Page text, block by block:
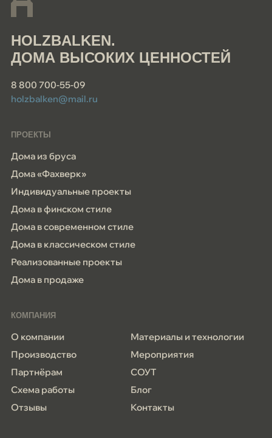
HOLZBALKEN.
ДОМА ВЫСОКИХ ЦЕННОСТЕЙ
8 800 700-55-09
holzbalken@mail.ru
ПРОЕКТЫ
Дома из бруса
Дома «Фахверк»
Индивидуальные проекты
Дома в финском стиле
Дома в современном стиле
Дома в классическом стиле
Реализованные проекты
Дома в продаже
КОМПАНИЯ
О компании
Производство
Партнёрам
Схема работы
Отзывы
Материалы и технологии
Мероприятия
СОУТ
Блог
Контакты